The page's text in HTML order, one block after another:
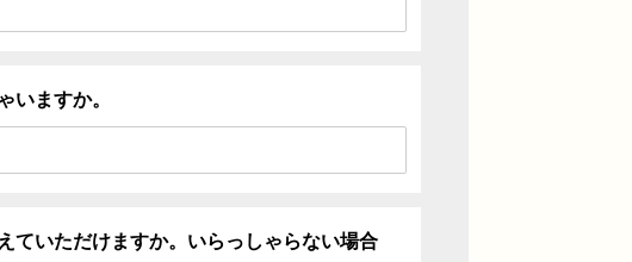
いますか。
ていただけますか。いらっしゃらない場合